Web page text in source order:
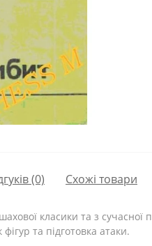
(0) Схожі товари
класики та з сучасної
та підготовка атаки.